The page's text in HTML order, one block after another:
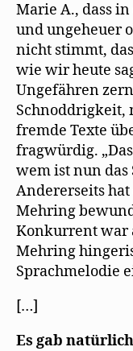
Marie A., dass
und ungeheuer
nicht stimmt,
wie wir heute
Ungefähren
Schnoddrigkeit,
fremde Texte
fragwürdig.
wem ist nun das
Andererseits
Mehring
Konkurrent war
Mehring
Sprachmelodie
[…]
Es gab